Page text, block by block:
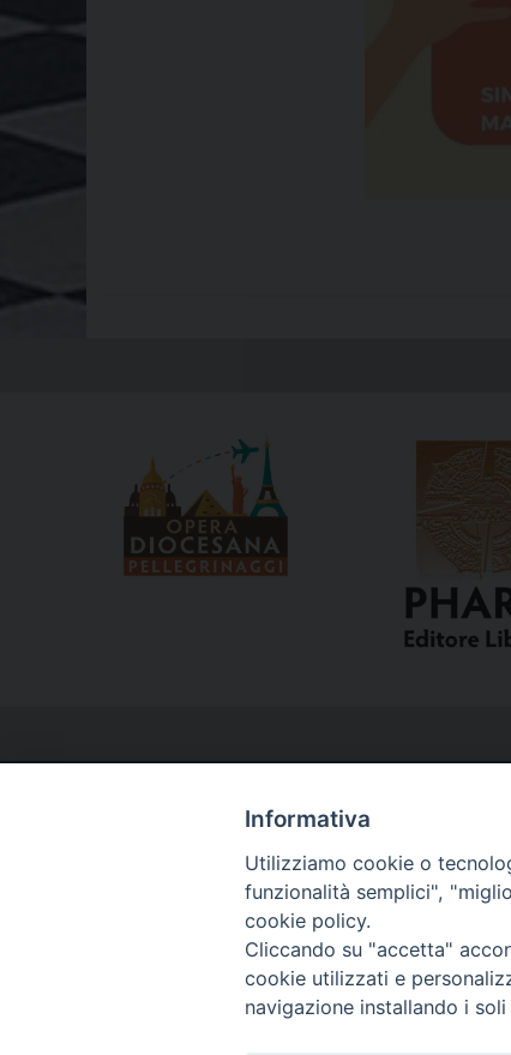
Via del Seminario, 61 - 57122 Livorno LI
Tel. 0586 276211
Informativa
Utilizziamo cookie o
funzionalità semplici",
cookie policy.
Cliccando su "accetta"
cookie utilizzati e
navigazione installando i